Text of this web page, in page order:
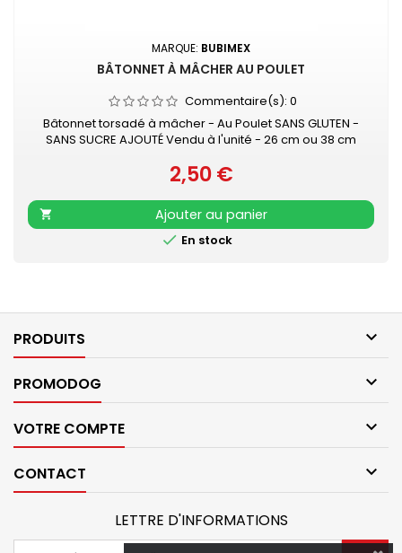
MARQUE: BUBIMEX
BÂTONNET À MÂCHER AU POULET
Commentaire(s): 0
Bâtonnet torsadé à mâcher - Au Poulet SANS GLUTEN -
SANS SUCRE AJOUTÉ Vendu à l'unité - 26 cm ou 38 cm
Prix
2,50 €

Ajouter au panier
 En stock
PRODUITS 
PROMODOG 
VOTRE COMPTE 
CONTACT 
LETTRE D'INFORMATIONS